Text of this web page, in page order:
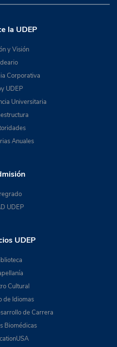
la UDEP
y Visión
Corporativa
UDEP
Universitaria
Anuales
UDEP
UDEP
Cultural
de Idiomas
de Carrera
Biomédicas